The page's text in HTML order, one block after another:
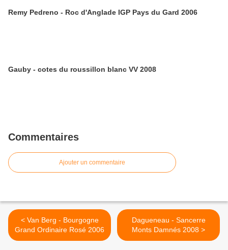
Remy Pedreno - Roc d'Anglade IGP Pays du Gard 2006
Gauby - cotes du roussillon blanc VV 2008
Commentaires
Ajouter un commentaire
< Van Berg - Bourgogne
Grand Ordinaire Rosé 2006
Dagueneau - Sancerre
Monts Damnés 2008 >